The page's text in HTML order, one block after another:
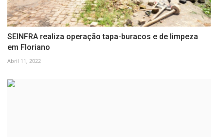
SEINFRA realiza operação tapa-buracos e de limpeza
em Floriano
Abril 11, 2022